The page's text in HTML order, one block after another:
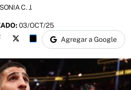
SONIA C. J.
03/OCT/25
Agregar a Google